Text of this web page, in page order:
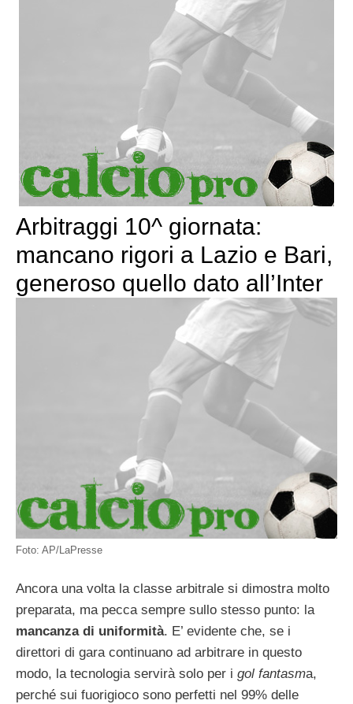
Arbitraggi 10^ giornata:
mancano rigori a Lazio e Bari,
generoso quello dato all’Inter
Foto: AP/LaPresse
Ancora una volta la classe arbitrale si dimostra molto
preparata, ma pecca sempre sullo stesso punto: la
mancanza di uniformità. E’ evidente che, se i
direttori di gara continuano ad arbitrare in questo
modo, la tecnologia servirà solo per i gol fantasma,
perché sui fuorigioco sono perfetti nel 99% delle